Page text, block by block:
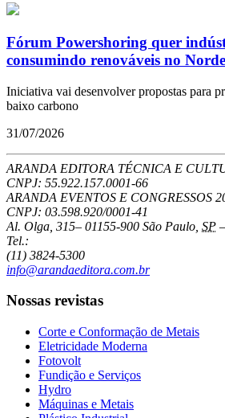
Fórum Powershoring quer
consumindo renováveis no
Iniciativa vai desenvolver propostas para
baixo carbono
31/07/2026
ARANDA EDITORA TÉCNICA E
CNPJ: 55.922.157.0001-66
ARANDA EVENTOS E CONGRESSOS
CNPJ: 03.598.920/0001-41
Al. Olga, 315– 01155-900 São Paulo SP –
Tel.:
(11) 3824-5300
info@arandaeditora.com.br
Nossas revistas
Corte e Conformação de Metais
Eletricidade Moderna
Fotovolt
Fundição e Serviços
Hydro
Máquinas e Metais